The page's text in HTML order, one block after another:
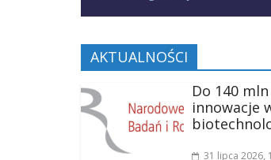
AKTUALNOŚCI
Do 140 mln
innowacje
31 lipca 2026,